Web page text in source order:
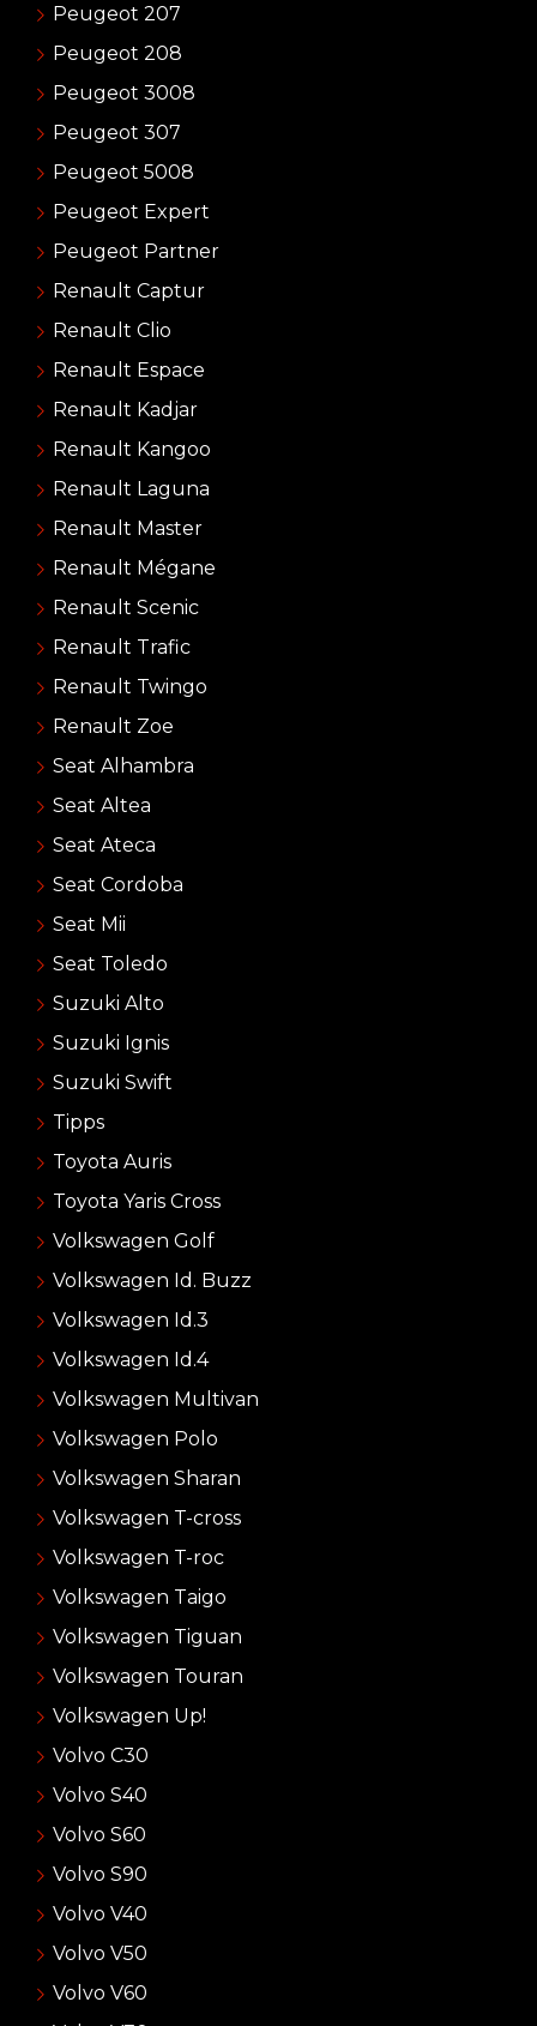
Peugeot 207
Peugeot 208
Peugeot 3008
Peugeot 307
Peugeot 5008
Peugeot Expert
Peugeot Partner
Renault Captur
Renault Clio
Renault Espace
Renault Kadjar
Renault Kangoo
Renault Laguna
Renault Master
Renault Mégane
Renault Scenic
Renault Trafic
Renault Twingo
Renault Zoe
Seat Alhambra
Seat Altea
Seat Ateca
Seat Cordoba
Seat Mii
Seat Toledo
Suzuki Alto
Suzuki Ignis
Suzuki Swift
Tipps
Toyota Auris
Toyota Yaris Cross
Volkswagen Golf
Volkswagen Id. Buzz
Volkswagen Id.3
Volkswagen Id.4
Volkswagen Multivan
Volkswagen Polo
Volkswagen Sharan
Volkswagen T-cross
Volkswagen T-roc
Volkswagen Taigo
Volkswagen Tiguan
Volkswagen Touran
Volkswagen Up!
Volvo C30
Volvo S40
Volvo S60
Volvo S90
Volvo V40
Volvo V50
Volvo V60